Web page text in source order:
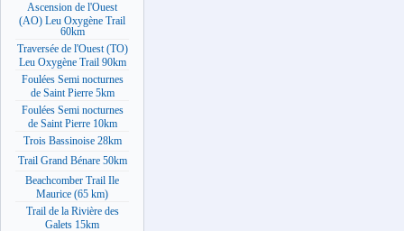
Ascension de l'Ouest
(AO) Leu Oxygène Trail
60km
Traversée de l'Ouest (TO)
Leu Oxygène Trail 90km
Foulées Semi nocturnes
de Saint Pierre 5km
Foulées Semi nocturnes
de Saint Pierre 10km
Trois Bassinoise 28km
Trail Grand Bénare 50km
Beachcomber Trail Ile
Maurice (65 km)
Trail de la Rivière des
Galets 15km